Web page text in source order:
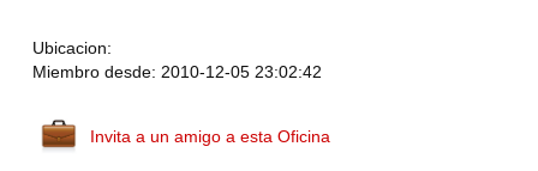
Ubicacion:
Miembro desde: 2010-12-05 23:02:42
Invita a un amigo a esta Oficina